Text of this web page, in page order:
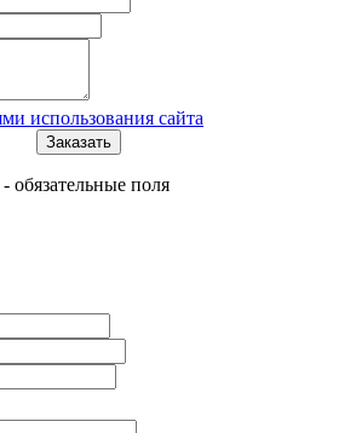
использования сайта
- обязательные поля